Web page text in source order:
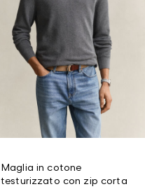
Maglia in cotone
testurizzato con zip corta